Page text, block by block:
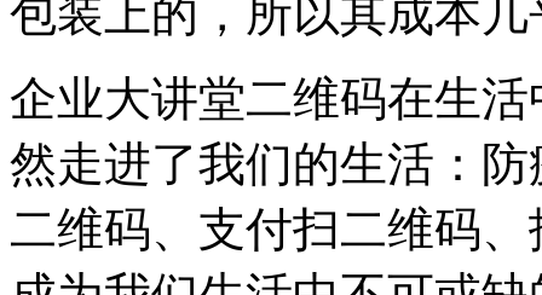
包装上的，所以其成本几
企业大讲堂二维码在生
然走进了我们的生活：
二维码、支付扫二维码